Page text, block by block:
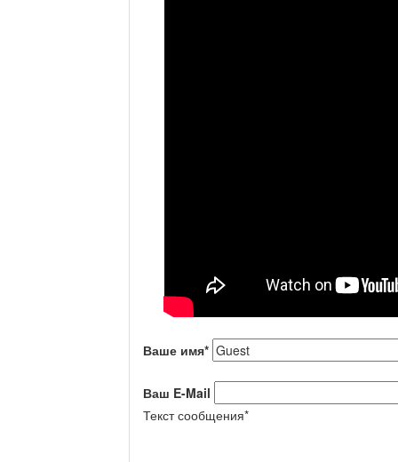
Ваше имя*
Ваш E-Mail
Текст сообщения*